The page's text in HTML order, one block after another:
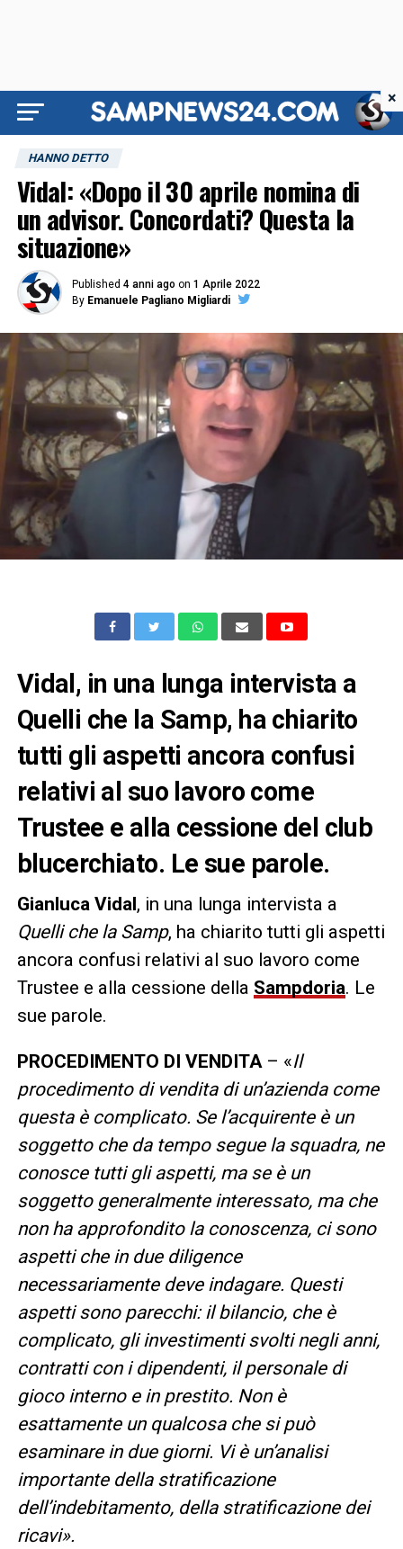
HANNO DETTO
Vidal: «Dopo il 30 aprile nomina di
un advisor. Concordati? Questa la
situazione»
Published 4 anni ago on 1 Aprile 2022
By Emanuele Pagliano Migliardi
Vidal, in una lunga intervista a
Quelli che la Samp, ha chiarito
tutti gli aspetti ancora confusi
relativi al suo lavoro come
Trustee e alla cessione del club
blucerchiato. Le sue parole.
Gianluca Vidal, in una lunga intervista a
Quelli che la Samp, ha chiarito tutti gli aspetti
ancora confusi relativi al suo lavoro come
Trustee e alla cessione della Sampdoria. Le
sue parole.
PROCEDIMENTO DI VENDITA– «Il
procedimento di vendita di un’azienda come
questa è complicato. Se l’acquirente è un
soggetto che da tempo segue la squadra, ne
conosce tutti gli aspetti, ma se è un
soggetto generalmente interessato, ma che
non ha approfondito la conoscenza, ci sono
aspetti che in due diligence
necessariamente deve indagare. Questi
aspetti sono parecchi: il bilancio, che è
complicato, gli investimenti svolti negli anni,
contratti con i dipendenti, il personale di
gioco interno e in prestito. Non è
esattamente un qualcosa che si può
esaminare in due giorni. Vi è un’analisi
importante della stratificazione
dell’indebitamento, della stratificazione dei
ricavi».
×